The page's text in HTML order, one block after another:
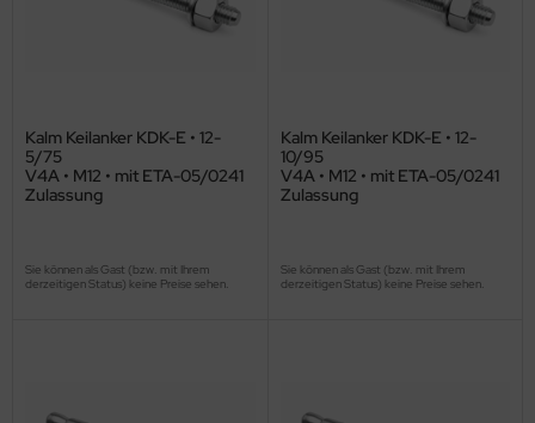
Kalm Keilanker KDK-E • 12-
5/75
V4A • M12 • mit ETA-05/0241
Zulassung
Sie können als Gast (bzw. mit Ihrem
derzeitigen Status) keine Preise sehen.
Kalm Keilanker KDK-E • 12-
10/95
V4A • M12 • mit ETA-05/0241
Zulassung
Sie können als Gast (bzw. mit Ihrem
derzeitigen Status) keine Preise sehen.